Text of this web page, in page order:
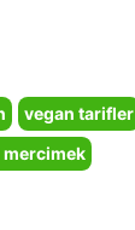
vegan tarifler
mercimek